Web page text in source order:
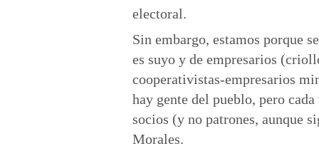
electoral.
Sin embargo, estamos porque
es suyo y de empresarios
cooperativistas-empresarios
hay gente del pueblo, pero
socios (y no patrones, aunque
Morales.